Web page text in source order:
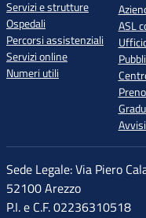
Servizi e strutture
Ospedali
Percorsi assistenziali
Servizi online
Numeri utili
ASL
Sede Legale: Via Piero
52100 Arezzo
P.I. e C.F. 02236310518